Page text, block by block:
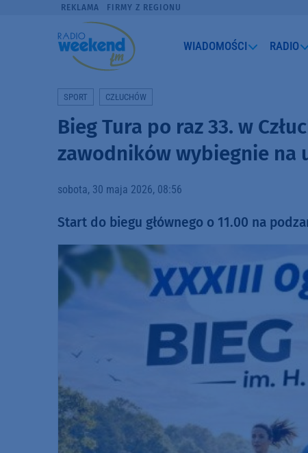
REKLAMA FIRMY Z REGIONU
WIADOMOŚCI RADIO
SPORT CZŁUCHÓW
Bieg Tura po raz 33. w
zawodników wybiegnie na
sobota, 30 maja 2026, 08:56
Start do biegu głównego o 11.00 na